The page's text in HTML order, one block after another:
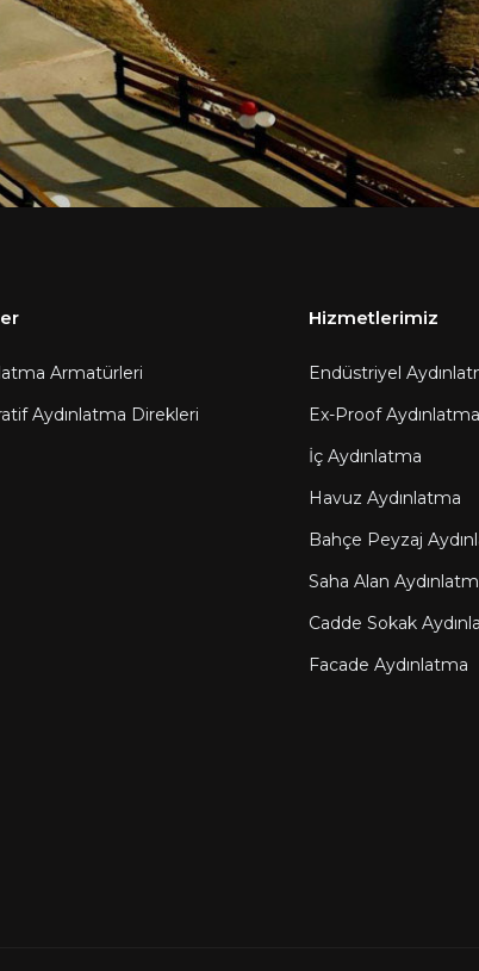
Armatürleri
Aydınlatma Direkleri
Hizmetlerimiz
Endüstriyel
Ex-Proof Aydınlatma
İç Aydınlatma
Havuz Aydınlatma
Bahçe Peyzaj
Saha Alan
Cadde Sokak
Facade Aydınlatma